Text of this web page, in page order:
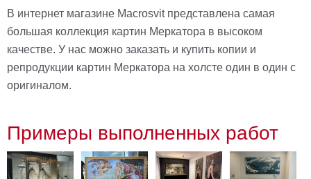
В интернет магазине Macrosvit представлена самая
большая коллекция картин Меркатора в высоком
качестве. У нас можно заказать и купить копии и
репродукции картин Меркатора на холсте один в один с
оригиналом.
Примеры выполненных работ